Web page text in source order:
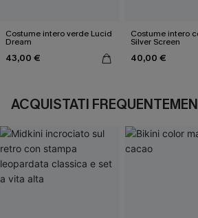
Costume intero verde Lucid
Dream
43,00 €
Costume intero
Silver Screen
40,00 €
ACQUISTATI